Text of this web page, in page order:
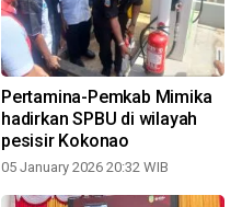
Pertamina-Pemkab Mimika
hadirkan SPBU di wilayah
pesisir Kokonao
05 January 2026 20:32 WIB